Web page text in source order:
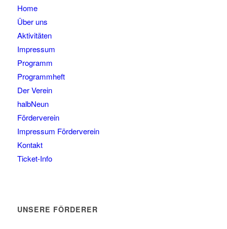
Home
Über uns
Aktivitäten
Impressum
Programm
Programmheft
Der Verein
halbNeun
Förderverein
Impressum Förderverein
Kontakt
Ticket-Info
UNSERE FÖRDERER